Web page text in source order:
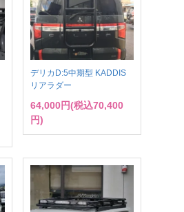
デリカD:5中期型 KADDIS
リアラダー
64,000円(税込70,400
円)